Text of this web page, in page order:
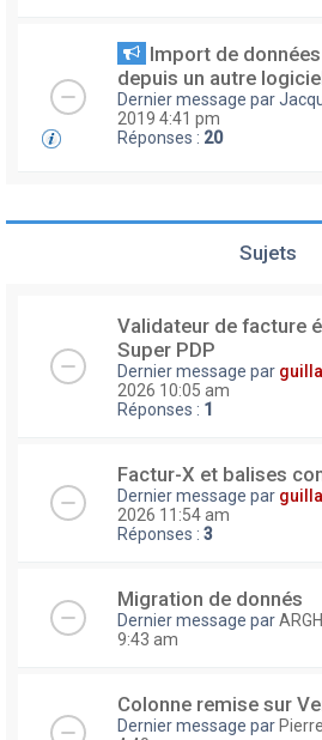
Import de
depuis un autre
Dernier message par
2019 4:41 pm
Réponses : 20
Sujets
Validateur de facture
Super PDP
Dernier message par
2026 10:05 am
Réponses : 1
Factur-X et balises
Dernier message par
2026 11:54 am
Réponses : 3
Migration de donnés
Dernier message parARGH
9:43 am
Colonne remise sur
Dernier message par